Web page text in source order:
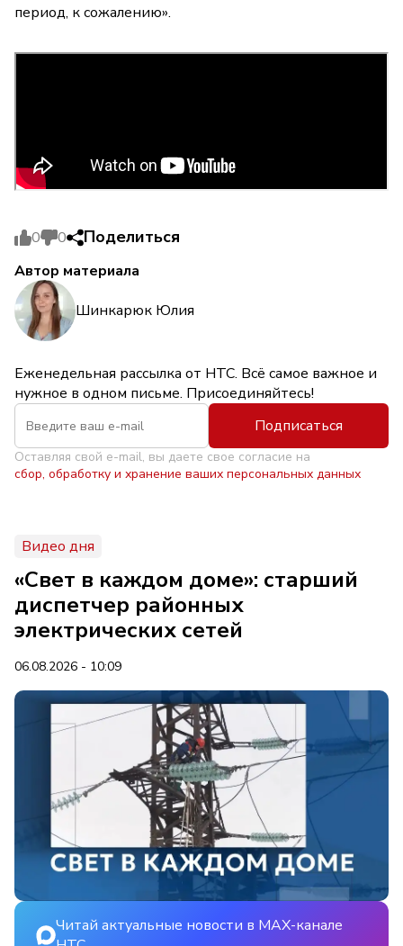
период, к сожалению».
0 0 Поделиться
Автор материала
Шинкарюк Юлия
Еженедельная рассылка от НТС. Всё самое важное и
нужное в одном письме. Присоединяйтесь!
Подписаться
Оставляя свой e-mail, вы даете свое согласие на
сбор, обработку и хранение ваших персональных данных
Видео дня
«Свет в каждом доме»: старший
диспетчер районных
электрических сетей
06.08.2026 - 10:09
Читай актуальные новости в MAX-канале